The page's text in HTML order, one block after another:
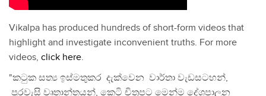
Vikalpa has produced hundreds of short-form videos that
highlight and investigate inconvenient truths. For more
videos, click here.
"කටුක සත්‍ය ඉස්මතුකර දැක්වෙන වාර්තා වැඩසටහන්,
පුරවැසි වෘතාන්තයන්, කෙටි චිත්‍රපට මෙන්ම දේශපාලන